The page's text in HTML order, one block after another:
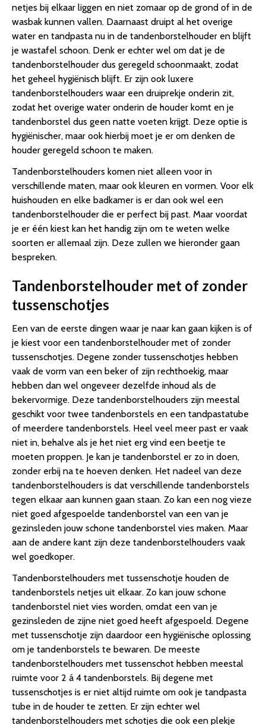
netjes bij elkaar liggen en niet zomaar op de grond of in de
wasbak kunnen vallen. Daarnaast druipt al het overige
water en tandpasta nu in de tandenborstelhouder en blijft
je wastafel schoon. Denk er echter wel om dat je de
tandenborstelhouder dus geregeld schoonmaakt, zodat
het geheel hygiënisch blijft. Er zijn ook luxere
tandenborstelhouders waar een druiprekje onderin zit,
zodat het overige water onderin de houder komt en je
tandenborstel dus geen natte voeten krijgt. Deze optie is
hygiënischer, maar ook hierbij moet je er om denken de
houder geregeld schoon te maken.
Tandenborstelhouders komen niet alleen voor in
verschillende maten, maar ook kleuren en vormen. Voor elk
huishouden en elke badkamer is er dan ook wel een
tandenborstelhouder die er perfect bij past. Maar voordat
je er één kiest kan het handig zijn om te weten welke
soorten er allemaal zijn. Deze zullen we hieronder gaan
bespreken.
Tandenborstelhouder met of zonder
tussenschotjes
Een van de eerste dingen waar je naar kan gaan kijken is of
je kiest voor een tandenborstelhouder met of zonder
tussenschotjes. Degene zonder tussenschotjes hebben
vaak de vorm van een beker of zijn rechthoekig, maar
hebben dan wel ongeveer dezelfde inhoud als de
bekervormige. Deze tandenborstelhouders zijn meestal
geschikt voor twee tandenborstels en een tandpastatube
of meerdere tandenborstels. Heel veel meer past er vaak
niet in, behalve als je het niet erg vind een beetje te
moeten proppen. Je kan je tandenborstel er zo in doen,
zonder erbij na te hoeven denken. Het nadeel van deze
tandenborstelhouders is dat verschillende tandenborstels
tegen elkaar aan kunnen gaan staan. Zo kan een nog vieze
niet goed afgespoelde tandenborstel van een van je
gezinsleden jouw schone tandenborstel vies maken. Maar
aan de andere kant zijn deze tandenborstelhouders vaak
wel goedkoper.
Tandenborstelhouders met tussenschotje houden de
tandenborstels netjes uit elkaar. Zo kan jouw schone
tandenborstel niet vies worden, omdat een van je
gezinsleden de zijne niet goed heeft afgespoeld. Degene
met tussenschotje zijn daardoor een hygiënische oplossing
om je tandenborstels te bewaren. De meeste
tandenborstelhouders met tussenschot hebben meestal
ruimte voor 2 á 4 tandenborstels. Bij degene met
tussenschotjes is er niet altijd ruimte om ook je tandpasta
tube in de houder te zetten. Er zijn echter wel
tandenborstelhouders met schotjes die ook een plekje